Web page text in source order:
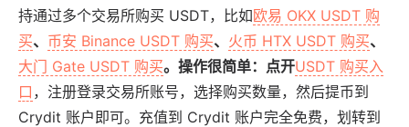
持通过多个交易所购买 USDT，比如欧易 OKX USDT 购
买、 币安 Binance USDT 购买、 火币 HTX USDT 购买、
大门 Gate USDT 购买。操作很简单：点开USDT 购买入
口 ，注册登录交易所账号，选择购买数量，然后提币到
Crydit 账户即可。充值到 Crydit 账户完全免费，划转到